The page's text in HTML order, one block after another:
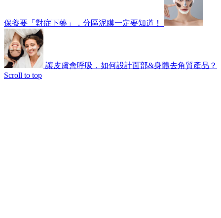
保養要「對症下藥」，分區泥膜一定要知道！
讓皮膚會呼吸，如何設計面部&身體去角質產品？
Scroll to top